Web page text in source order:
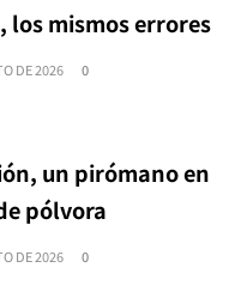
los mismos errores
DE 2026 0
un pirómano en
pólvora
DE 2026 0